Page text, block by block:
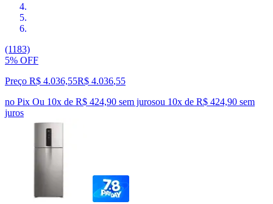
(1183)
5% OFF
Preço R$ 4.036,55R$ 4.036,55
no Pix Ou 10x de R$ 424,90 sem jurosou 10x de R$ 424,90 sem
juros